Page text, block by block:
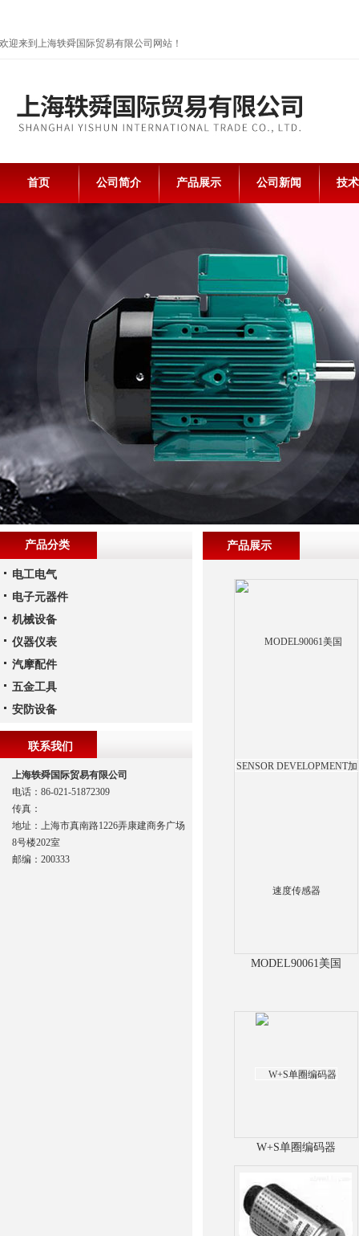
欢迎来到上海轶舜国际贸易有限公司网站！
首页 公司简介 产品展示 公司新闻 技
产品展示
MODEL90061美国
W+S单圈编码器
产品分类
电工电气
电子元器件
机械设备
仪器仪表
汽摩配件
五金工具
安防设备
联系我们
上海轶舜国际贸易有限公司
电话：86-021-51872309
传真：
地址：上海市真南路1226弄康建商务广场
8号楼202室
邮编：200333